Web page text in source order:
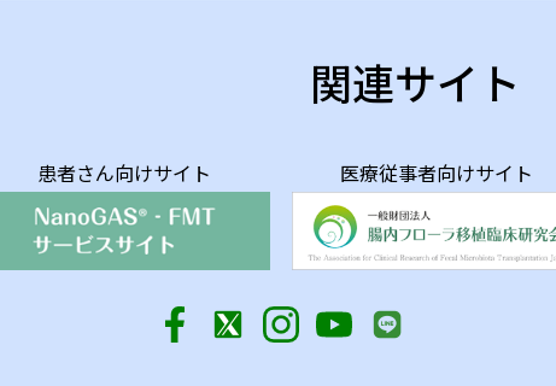
関連サイト
患者さん向けサイト 医療従事者向けサイト